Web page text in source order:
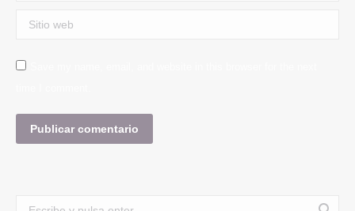
Sitio web
Publicar comentario
Buscar: